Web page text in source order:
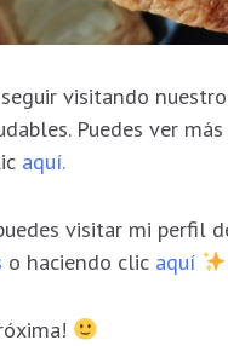
visitando
Puedes ver
aquí.
visitar mi perfil
o haciendo clic aquí